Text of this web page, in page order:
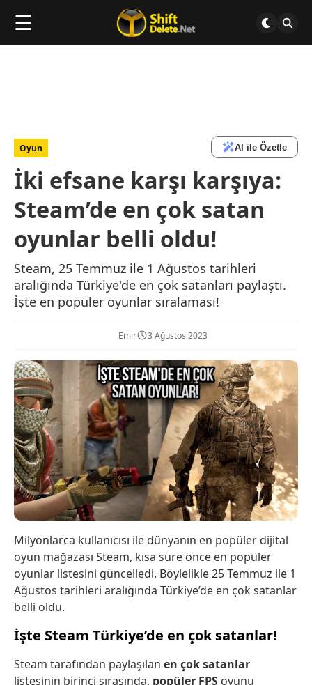
☰
Oyun AI ile Özetle
İki efsane karşı karşıya:
Steam’de en çok satan
oyunlar belli oldu!
Steam, 25 Temmuz ile 1 Ağustos tarihleri
aralığında Türkiye'de en çok satanları paylaştı.
İşte en popüler oyunlar sıralaması!
Emir 3 Ağustos 2023
Milyonlarca kullanıcısı ile dünyanın en popüler dijital
oyun mağazası Steam, kısa süre önce en popüler
oyunlar listesini güncelledi. Böylelikle 25 Temmuz ile 1
Ağustos tarihleri aralığında Türkiye’de en çok satanlar
belli oldu.
İşte Steam Türkiye’de en çok satanlar!
Steam tarafından paylaşılan en çok satanlar
listesinin birinci sırasında, popüler FPS oyunu